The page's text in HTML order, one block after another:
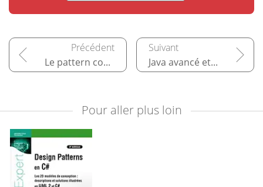
Le pattern composite MVC Java avancé et conception par objets
Pour aller plus loin